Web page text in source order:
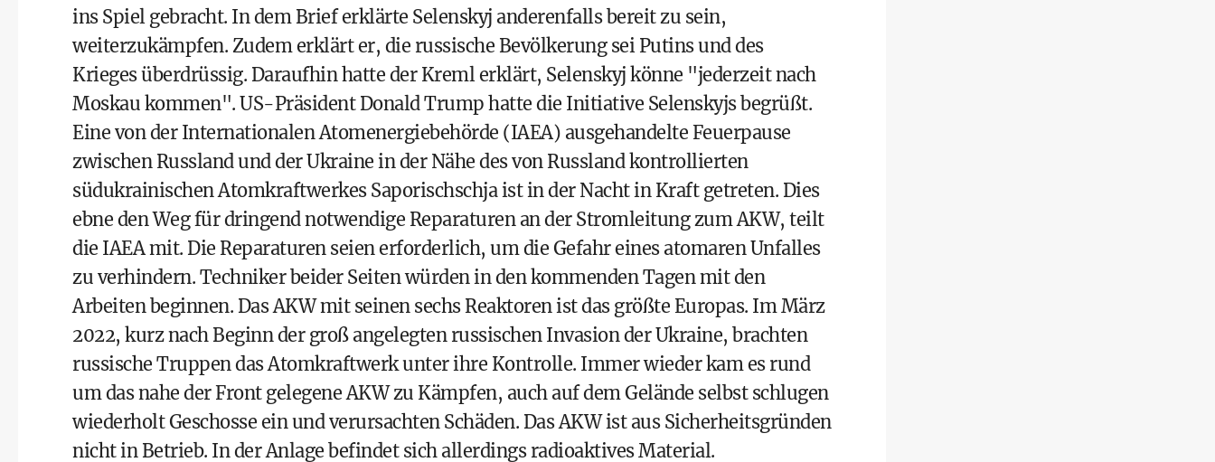
ins Spiel gebracht. In dem Brief erklärte Selenskyj anderenfalls bereit zu sein,
weiterzukämpfen. Zudem erklärt er, die russische Bevölkerung sei Putins und des
Krieges überdrüssig. Daraufhin hatte der Kreml erklärt, Selenskyj könne "jederzeit nach
Moskau kommen". US-Präsident Donald Trump hatte die Initiative Selenskyjs begrüßt.
Eine von der Internationalen Atomenergiebehörde (IAEA) ausgehandelte Feuerpause
zwischen Russland und der Ukraine in der Nähe des von Russland kontrollierten
südukrainischen Atomkraftwerkes Saporischschja ist in der Nacht in Kraft getreten. Dies
ebne den Weg für dringend notwendige Reparaturen an der Stromleitung zum AKW, teilt
die IAEA mit. Die Reparaturen seien erforderlich, um die Gefahr eines atomaren Unfalles
zu verhindern. Techniker beider Seiten würden in den kommenden Tagen mit den
Arbeiten beginnen. Das AKW mit seinen sechs Reaktoren ist das größte Europas. Im März
2022, kurz nach Beginn der groß angelegten russischen Invasion der Ukraine, brachten
russische Truppen das Atomkraftwerk unter ihre Kontrolle. Immer wieder kam es rund
um das nahe der Front gelegene AKW zu Kämpfen, auch auf dem Gelände selbst schlugen
wiederholt Geschosse ein und verursachten Schäden. Das AKW ist aus Sicherheitsgründen
nicht in Betrieb. In der Anlage befindet sich allerdings radioaktives Material.